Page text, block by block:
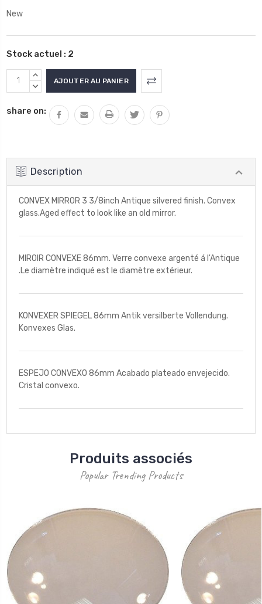
New
Stock actuel : 2
AUGMENTER
LA
:
DIMINUER
QUANTITÉ
share on:
Description
CONVEX MIRROR 3 3/8inch Antique silvered finish. Convex
glass.Aged effect to look like an old mirror.
MIROIR CONVEXE 86mm. Verre convexe argenté á l'Antique
.Le diamètre indiqué est le diamètre extérieur.
KONVEXER SPIEGEL 86mm Antik versilberte Vollendung.
Konvexes Glas.
ESPEJO CONVEXO 86mm Acabado plateado envejecido.
Cristal convexo.
Produits associés
Popular Trending Products